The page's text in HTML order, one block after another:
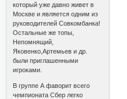
который уже давно живет в
Москве и является одним из
руководителей Совкомбанка!
Остальные же топы,
Непомнящий,
Яковенко,Артемьев и др.
были приглашенными
игроками.
В группе А фаворит всего
чемпионата Сбер легко